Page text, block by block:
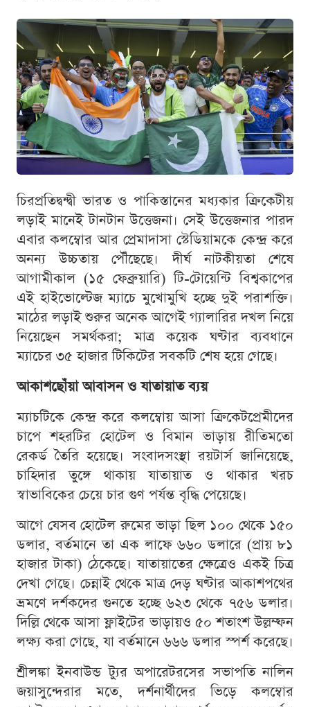
চিরপ্রতিদ্বন্দ্বী ভারত ও পাকিস্তানের মধ্যকার ক্রিকেটীয়
লড়াই মানেই টানটান উত্তেজনা। সেই উত্তেজনার পারদ
এবার কলম্বোর আর প্রেমাদাসা স্টেডিয়ামকে কেন্দ্র করে
অনন্য উচ্চতায় পৌঁছেছে। দীর্ঘ নাটকীয়তা শেষে
আগামীকাল (১৫ ফেব্রুয়ারি) টি-টোয়েন্টি বিশ্বকাপের
এই হাইভোল্টেজ ম্যাচে মুখোমুখি হচ্ছে দুই পরাশক্তি।
মাঠের লড়াই শুরুর অনেক আগেই গ্যালারির দখল নিয়ে
নিয়েছেন সমর্থকরা; মাত্র কয়েক ঘণ্টার ব্যবধানে
ম্যাচের ৩৫ হাজার টিকিটের সবকটি শেষ হয়ে গেছে।
আকাশছোঁয়া আবাসন ও যাতায়াত ব্যয়
ম্যাচটিকে কেন্দ্র করে কলম্বোয় আসা ক্রিকেটপ্রেমীদের
চাপে শহরটির হোটেল ও বিমান ভাড়ায় রীতিমতো
রেকর্ড তৈরি হয়েছে। সংবাদসংস্থা রয়টার্স জানিয়েছে,
চাহিদার তুঙ্গে থাকায় যাতায়াত ও থাকার খরচ
স্বাভাবিকের চেয়ে চার গুণ পর্যন্ত বৃদ্ধি পেয়েছে।
আগে যেসব হোটেল রুমের ভাড়া ছিল ১০০ থেকে ১৫০
ডলার, বর্তমানে তা এক লাফে ৬৬০ ডলারে (প্রায় ৮১
হাজার টাকা) ঠেকেছে। যাতায়াতের ক্ষেত্রেও একই চিত্র
দেখা গেছে। চেন্নাই থেকে মাত্র দেড় ঘণ্টার আকাশপথের
ভ্রমণে দর্শকদের গুনতে হচ্ছে ৬২৩ থেকে ৭৫৬ ডলার।
দিল্লি থেকে আসা ফ্লাইটের ভাড়ায়ও ৫০ শতাংশ উল্লম্ফন
লক্ষ্য করা গেছে, যা বর্তমানে ৬৬৬ ডলার স্পর্শ করেছে।
শ্রীলঙ্কা ইনবাউন্ড ট্যুর অপারেটরসের সভাপতি নালিন
জয়াসুন্দেরার মতে, দর্শনার্থীদের ভিড়ে কলম্বোর